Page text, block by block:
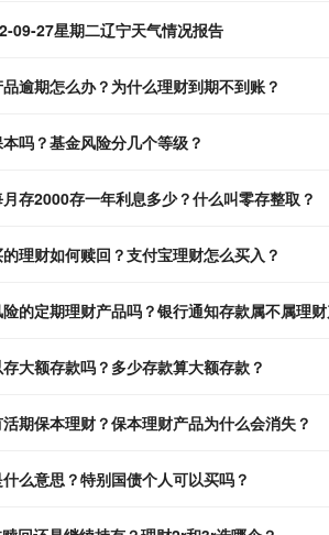
09-27星期二辽宁天气情况报告
逾期怎么办？为什么理财到期不到账？
吗？基金风险分几个等级？
存2000存一年利息多少？什么叫零存整取？
理财如何赎回？支付宝理财怎么买入？
的定期理财产品吗？银行通知存款属不属理
大额存款吗？多少存款算大额存款？
期保本理财？保本理财产品为什么会消失？
么意思？特别国债个人可以买吗？